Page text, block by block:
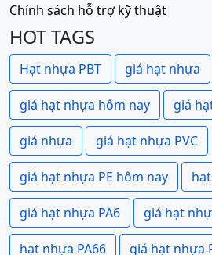
Chính sách hỗ trợ kỹ thuật
HOT TAGS
Hạt nhựa PBT giá hạt nhựa
giá hạt nhựa hôm nay giá
giá nhựa giá hạt nhựa PVC
giá hạt nhựa PE hôm nay
giá hạt nhựa PA6 giá hạt
hạt nhựa PA66 giá hạt nhựa